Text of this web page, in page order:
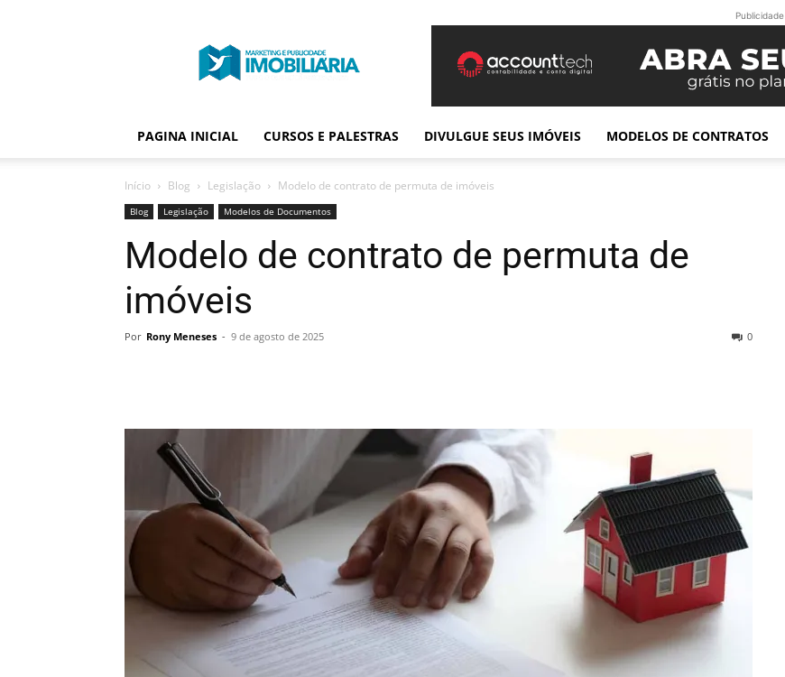
Publicidade
Imobiliária
Publicidade
PAGINA INICIAL CURSOS E PALESTRAS DIVULGUE SEUS IMÓVEIS MODELOS DE CONTRATOS
Início Blog Legislação Modelo de contrato de permuta de imóveis
Blog Legislação Modelos de Documentos
Modelo de contrato de permuta de
imóveis
Por Rony Meneses - 9 de agosto de 2025 0